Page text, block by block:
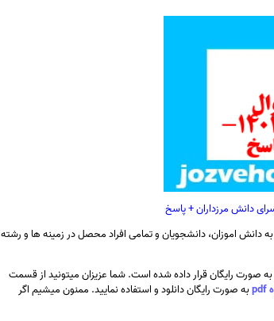
اموزان، دانشجویان و تمامی افراد محصل در زمینه ها و رشته
به صورت رایگان قرار داده شده است. شما عزیزان میتونید از قسمت
به صورت رایگان دانلود و استفاده نمایید. ممنون میشیم اگر